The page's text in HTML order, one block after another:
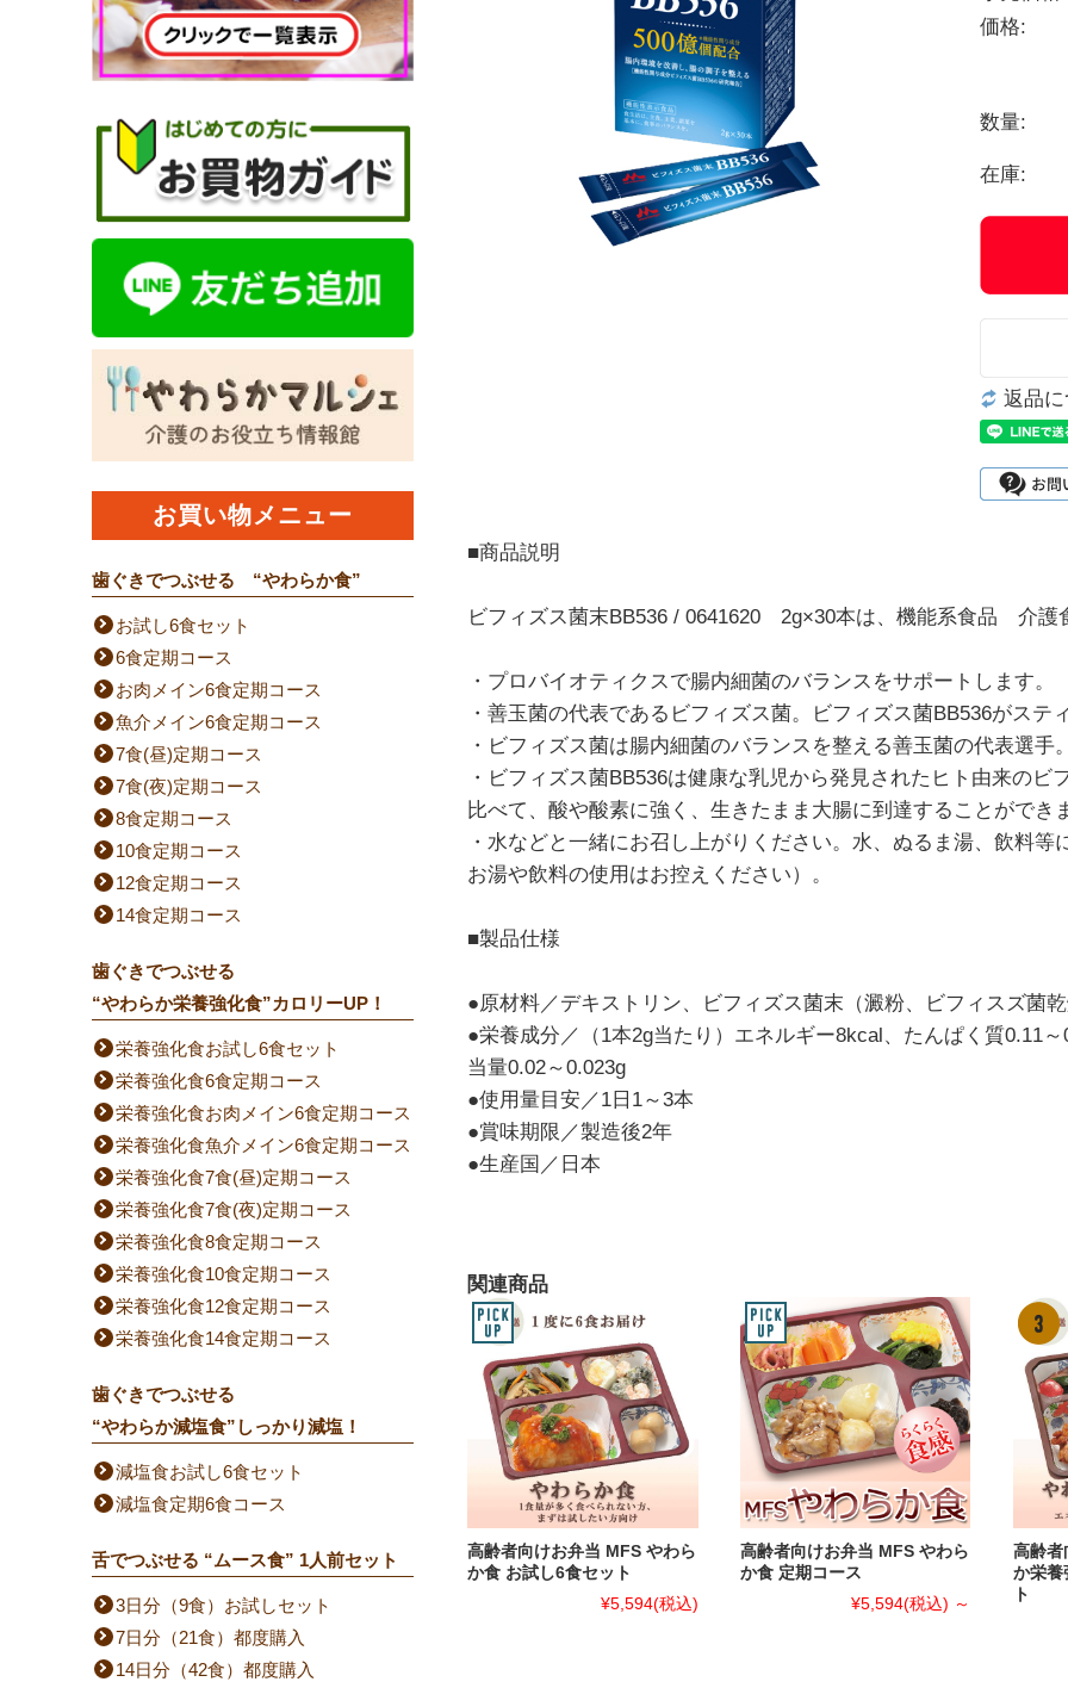
価格:
数量:
在庫:
返品
■商品説明
ビフィズス菌末BB536 / 0641620 2g×30本は、機能系食品 介護
・プロバイオティクスで腸内細菌のバランスをサポートします。
・善玉菌の代表であるビフィズス菌。ビフィズス菌BB536がス
・ビフィズス菌は腸内細菌のバランスを整える善玉菌の代表選手
・ビフィズス菌BB536は健康な乳児から発見されたヒト由来の
比べて、酸や酸素に強く、生きたまま大腸に到達することができ
・水などと一緒にお召し上がりください。水、ぬるま湯、飲料
お湯や飲料の使用はお控えください）。
■製品仕様
●原材料／デキストリン、ビフィズス菌末（澱粉、ビフィスズ菌
●栄養成分／（1本2g当たり）エネルギー8kcal、たんぱく質0.11
当量0.02～0.023g
●使用量目安／1日1～3本
●賞味期限／製造後2年
●生産国／日本
関連商品
高齢者向けお弁当 MFS やわら
か食 お試し6食セット
¥5,594(税込)
高齢者向けお弁当 MFS やわら
か食 定期コース
¥5,594(税込) ～
高齢者
か栄養
ト
お買い物メニュー
歯ぐきでつぶせる “やわらか食”
お試し6食セット
6食定期コース
お肉メイン6食定期コース
魚介メイン6食定期コース
7食(昼)定期コース
7食(夜)定期コース
8食定期コース
10食定期コース
12食定期コース
14食定期コース
歯ぐきでつぶせる
“やわらか栄養強化食”カロリーUP！
栄養強化食お試し6食セット
栄養強化食6食定期コース
栄養強化食お肉メイン6食定期コース
栄養強化食魚介メイン6食定期コース
栄養強化食7食(昼)定期コース
栄養強化食7食(夜)定期コース
栄養強化食8食定期コース
栄養強化食10食定期コース
栄養強化食12食定期コース
栄養強化食14食定期コース
歯ぐきでつぶせる
“やわらか減塩食”しっかり減塩！
減塩食お試し6食セット
減塩食定期6食コース
舌でつぶせる “ムース食” 1人前セット
3日分（9食）お試しセット
7日分（21食）都度購入
14日分（42食）都度購入